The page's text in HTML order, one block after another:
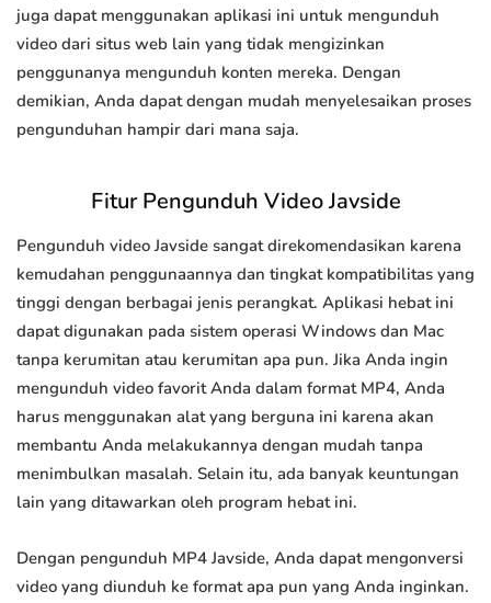
juga dapat menggunakan aplikasi ini untuk mengunduh
video dari situs web lain yang tidak mengizinkan
penggunanya mengunduh konten mereka. Dengan
demikian, Anda dapat dengan mudah menyelesaikan proses
pengunduhan hampir dari mana saja.
Fitur Pengunduh Video Javside
Pengunduh video Javside sangat direkomendasikan karena
kemudahan penggunaannya dan tingkat kompatibilitas yang
tinggi dengan berbagai jenis perangkat. Aplikasi hebat ini
dapat digunakan pada sistem operasi Windows dan Mac
tanpa kerumitan atau kerumitan apa pun. Jika Anda ingin
mengunduh video favorit Anda dalam format MP4, Anda
harus menggunakan alat yang berguna ini karena akan
membantu Anda melakukannya dengan mudah tanpa
menimbulkan masalah. Selain itu, ada banyak keuntungan
lain yang ditawarkan oleh program hebat ini.
Dengan pengunduh MP4 Javside, Anda dapat mengonversi
video yang diunduh ke format apa pun yang Anda inginkan.